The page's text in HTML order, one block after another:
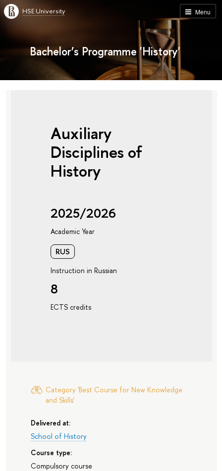
Menu
HSE University
Bachelor’s Programme 'History'
Auxiliary
Disciplines of
History
2025/2026
Academic Year
RUS
Instruction in Russian
8
ECTS credits
Category 'Best Course for New Knowledge
and Skills'
Delivered at:
School of History
Course type:
Compulsory course